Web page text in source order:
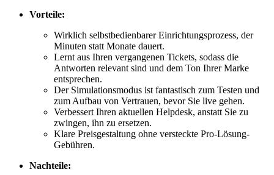
Vorteile:
Wirklich selbstbedienbarer Einrichtungsprozess, der
Minuten statt Monate dauert.
Lernt aus Ihren vergangenen Tickets, sodass die
Antworten relevant sind und dem Ton Ihrer Marke
entsprechen.
Der Simulationsmodus ist fantastisch zum Testen und
zum Aufbau von Vertrauen, bevor Sie live gehen.
Verbessert Ihren aktuellen Helpdesk, anstatt Sie zu
zwingen, ihn zu ersetzen.
Klare Preisgestaltung ohne versteckte Pro-Lösung-
Gebühren.
Nachteile: